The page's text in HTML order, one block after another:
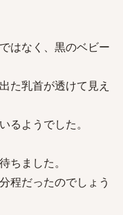
はなく、黒のベビー
た乳首が透けて見え
るようでした。
ちました。
程だったのでしょう